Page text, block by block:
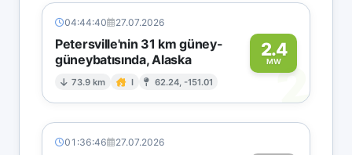
04:44:40 27.07.2026
Petersville'nin 31 km güney-
güneybatısında, Alaska
73.9 km I 62.24, -151.01
2.4
MW2
01:36:46 27.07.2026